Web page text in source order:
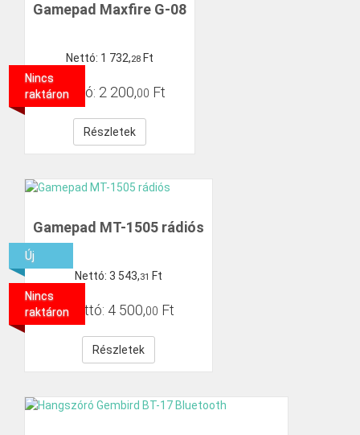
Gamepad Maxfire G-08
Nettó: 1 732,28 Ft
Bruttó: 2 200,00 Ft
Részletek
Nincs
raktáron
Gamepad MT-1505 rádiós
Nettó: 3 543,31 Ft
Bruttó: 4 500,00 Ft
Részletek
Új
Nincs
raktáron